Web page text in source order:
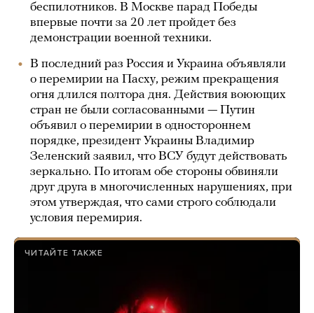
беспилотников. В Москве парад Победы
впервые почти за 20 лет пройдет без
демонстрации военной техники.
В последний раз Россия и Украина объявляли
о перемирии на Пасху, режим прекращения
огня длился полтора дня. Действия воюющих
стран не были согласованными — Путин
объявил о перемирии в одностороннем
порядке, президент Украины Владимир
Зеленский заявил, что ВСУ будут действовать
зеркально. По итогам обе стороны обвиняли
друг друга в многочисленных нарушениях, при
этом утверждая, что сами строго соблюдали
условия перемирия.
ЧИТАЙТЕ ТАКЖЕ